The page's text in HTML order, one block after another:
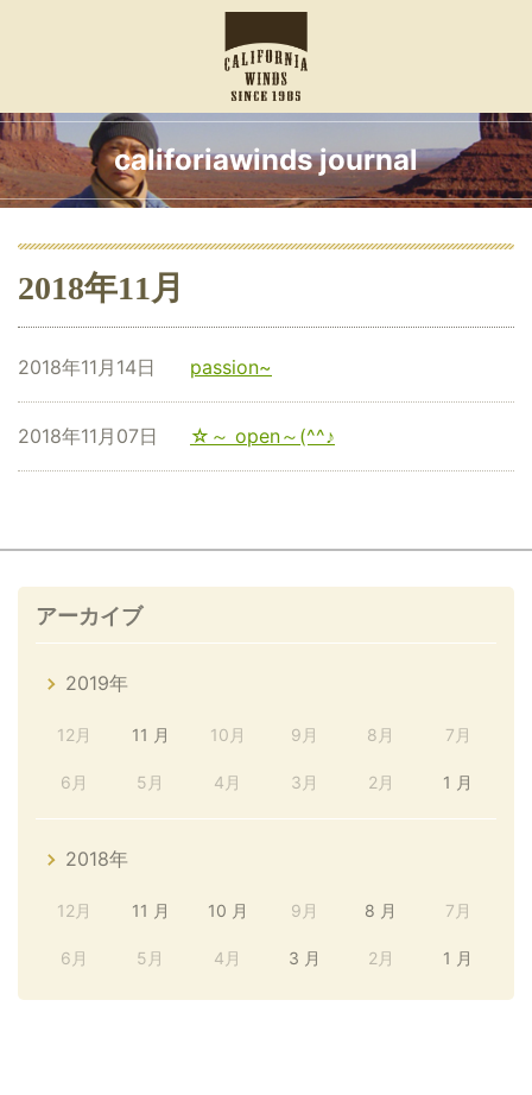
califoriawinds journal
2018年11月
passion~
2018年11月14日
☆～ open～(^^♪
2018年11月07日
アーカイブ
2019年
12月 11 月 10月 9月 8月 7月
6月 5月 4月 3月 2月 1 月
2018年
12月 11 月 10 月 9月 8 月 7月
6月 5月 4月 3 月 2月 1 月